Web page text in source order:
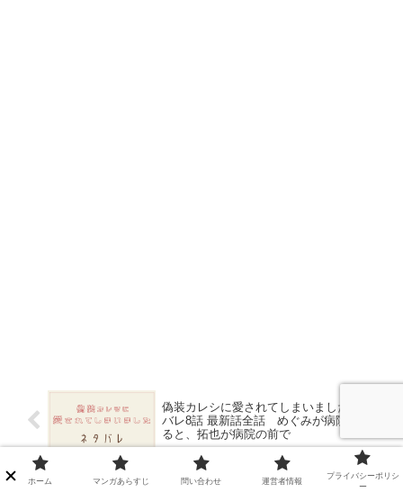
偽装カレシに愛されてしまいました ネタ
バレ8話 最新話全話 めぐみが病院を出
ると、拓也が病院の前で
偽装カレシに愛されてしまいました ネタ
ホーム マンガあらすじ 問い合わせ 運営者情報
プライバシーポリシ
ー